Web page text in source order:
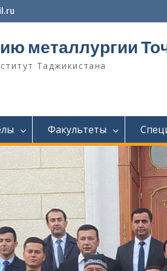
металлургии
Таджикистана
Факультеты